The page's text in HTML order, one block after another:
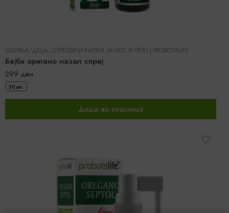
БЕБИЊА/ДЕЦА СПРЕЕВИ И КАПКИ ЗА НОС И ГРЛО PROBOTALIFE
Бејби оригано назал спреј
299 ден
30 мл.
Додај во кошница